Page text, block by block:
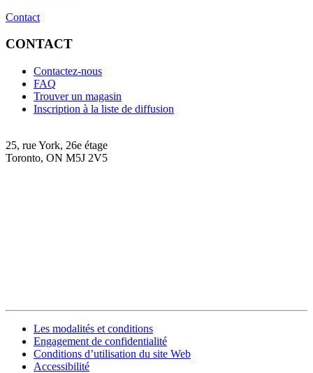
Contact
CONTACT
Contactez-nous
FAQ
Trouver un magasin
Inscription à la liste de diffusion
25, rue York, 26e étage
Toronto, ON M5J 2V5
Les modalités et conditions
Engagement de confidentialité
Conditions d’utilisation du site Web
Accessibilité